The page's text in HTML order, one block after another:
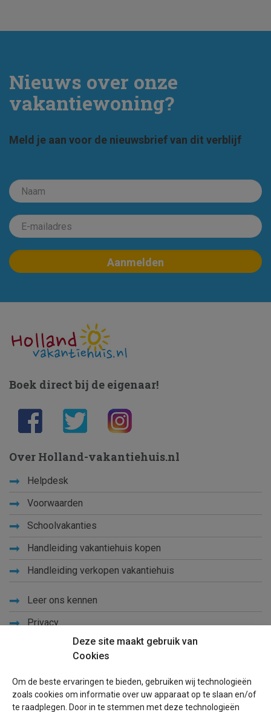
Nieuws over onze
vakantiewoning?
Meld je aan voor de nieuwsbrief van dit verblijf
Deze site maakt gebruik van
Cookies
Om de beste ervaringen te bieden, gebruiken wij technologieën
zoals cookies om informatie over uw apparaat op te slaan en/of
te raadplegen. Door in te stemmen met deze technologieën
Boek direct bij de eigenaar!
Over Holland-vakantiehuis.nl
Helpdesk
Voorwaarden
Schoolvakanties
Handleiding vakantiehuis kopen
Handleiding verkopen vakantiehuis
Leer ons kennen
Privacy
Blog